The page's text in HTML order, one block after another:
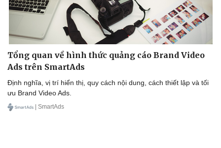
Tổng quan về hình thức quảng cáo Brand Video
Ads trên SmartAds
Định nghĩa, vị trí hiển thị, quy cách nội dung, cách thiết lập và tối
ưu Brand Video Ads.
| SmartAds